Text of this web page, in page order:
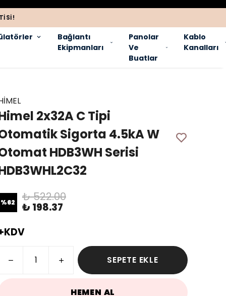
Bağlantı
Ekipmanları
Panolar
Ve
Buatlar
Kablo
Kanalları
2x32A C Tipi
Sigorta 4.5kA W
HDB3WH Serisi
%62 ₺ 522.00
₺ 198.37
SEPETE EKLE
HEMEN AL